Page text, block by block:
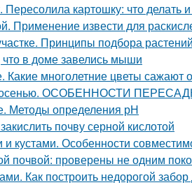
картошку: что делать
Применение извести для
Принципы подбора
в доме завелись мыши
Какие многолетние цветы сажают
осенью. ОСОБЕННОСТИ
Методы определения рН
почву серной кислотой
кустами. Особенности
почвой: проверены не одним
Как построить недорогой